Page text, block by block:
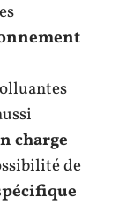
charge
de